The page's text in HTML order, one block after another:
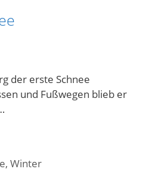
der erste Schnee
und Fußwegen blieb er
,Winter